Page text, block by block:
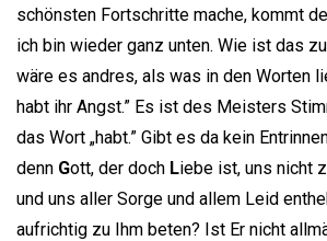
schönsten Fortschritte mache, kommt
ich bin wieder ganz unten. Wie ist das
wäre es andres, als was in den Worten
habt ihr Angst.” Es ist des Meisters
das Wort „habt.” Gibt es da kein
denn Gott, der doch Liebe ist, uns nicht
und uns aller Sorge und allem Leid
aufrichtig zu Ihm beten? Ist Er nicht